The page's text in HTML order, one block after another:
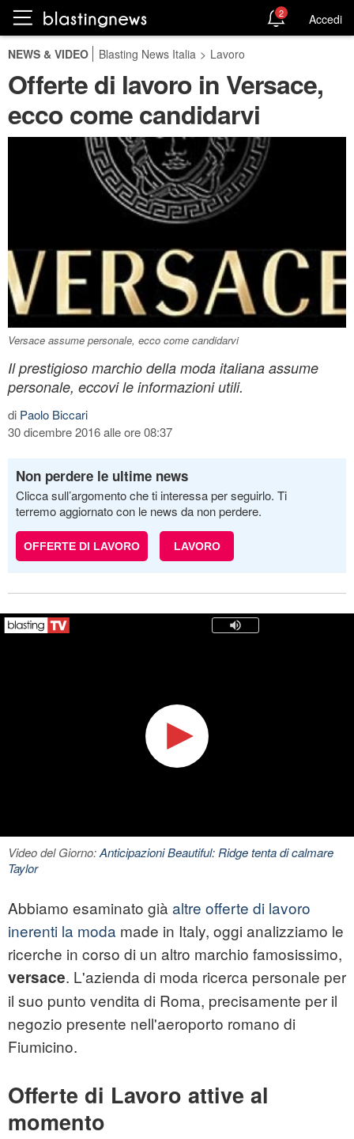
2 Accedi
NEWS & VIDEO Blasting News Italia > Lavoro
Offerte di lavoro in Versace,
ecco come candidarvi
Versace assume personale, ecco come candidarvi
Il prestigioso marchio della moda italiana assume
personale, eccovi le informazioni utili.
di Paolo Biccari
30 dicembre 2016 alle ore 08:37
Non perdere le ultime news
Clicca sull’argomento che ti interessa per seguirlo. Ti
terremo aggiornato con le news da non perdere.
OFFERTE DI LAVORO LAVORO
Video del Giorno:Anticipazioni Beautiful: Ridge tenta di calmare
Taylor
Abbiamo esaminato già altre offerte di lavoro
inerenti la moda made in Italy, oggi analizziamo le
ricerche in corso di un altro marchio famosissimo,
versace. L'azienda di moda ricerca personale per
il suo punto vendita di Roma, precisamente per il
negozio presente nell'aeroporto romano di
Fiumicino.
Offerte di Lavoro attive al
momento